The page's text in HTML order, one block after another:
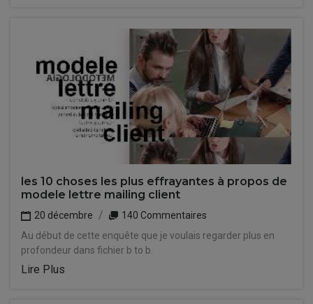
les 10 choses les plus effrayantes à propos de
modele lettre mailing client
20 décembre
140 Commentaires
Au début de cette enquête que je voulais regarder plus en
profondeur dans fichier b to b.
Lire Plus